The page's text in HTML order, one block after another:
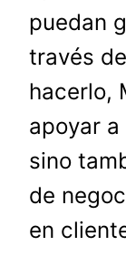
puedan
través
hacerlo,
apoyar
sino
de
en